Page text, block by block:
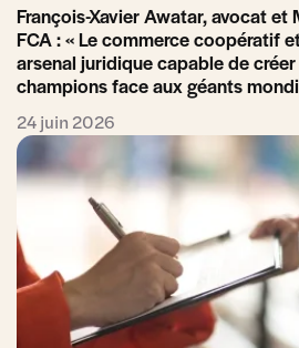
François-Xavier Awatar, avocat
FCA : « Le commerce coopératif
arsenal juridique capable de
champions face aux géants
24 juin 2026